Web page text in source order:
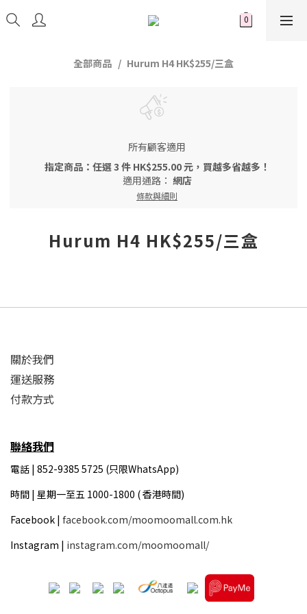
全部商品 Hurum H4 HK$255/三盒
所有顧客適用
指定商品：任選 3 件 HK$255.00 元，買越多省越多！
適用通路： 網店
條款與細則
Hurum H4 HK$255/三盒
關於我們
運送服務
付款方式
聯絡我們
電話 | 852-9385 5725 (只限WhatsApp)
時間 | 星期一至五 1000-1800 ( 香港時間)
Facebook | facebook.com/moomoomall.com.hk
Instagram | instagram.com/moomoomall/